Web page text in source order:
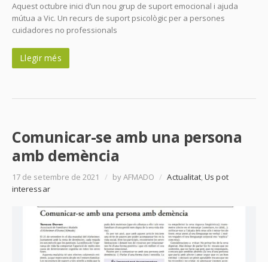
Aquest octubre inici d’un nou grup de suport emocional i ajuda
mútua a Vic. Un recurs de suport psicològic per a persones
cuidadores no professionals
Llegir més
Comunicar-se amb una persona
amb demència
17 de setembre de 2021 / by AFMADO / Actualitat,Us pot
interessar